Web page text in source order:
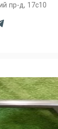
пр-д, 17с10